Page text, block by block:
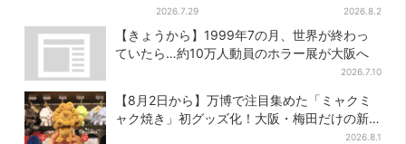
ありえなくもない！？【豊臣
兄弟】
2026.7.29
「ハウステンボス歌劇団」と
は？大阪で初公演開催
2026.8.2
【きょうから】1999年7の月、世界が終わっ
ていたら…約10万人動員のホラー展が大阪へ
2026.7.10
【8月2日から】万博で注目集めた「ミャクミ
ャク焼き」初グッズ化！大阪・梅田だけの新
2026.8.1